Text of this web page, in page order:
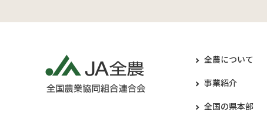
全農について
事業紹介
全国の県本部